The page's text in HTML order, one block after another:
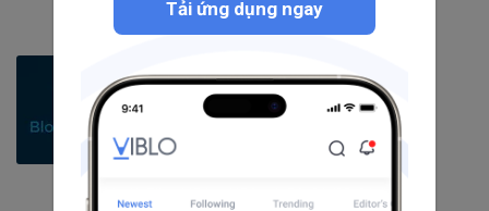
bài viết
11câu hỏi
Theo dõi
Tải ứng dụng ngay